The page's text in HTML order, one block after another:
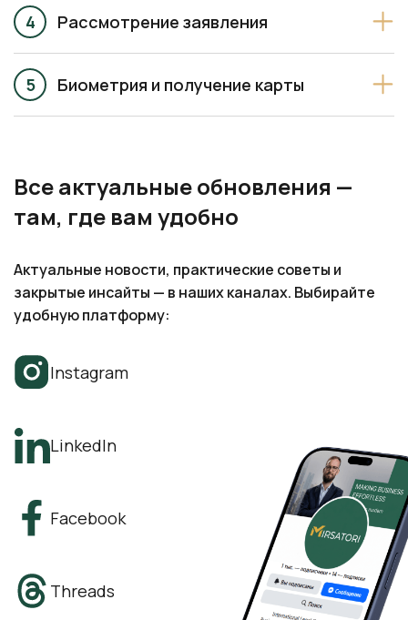
Рассмотрение заявления
Биометрия и получение карты
Все актуальные обновления —
там, где вам удобно
Актуальные новости, практические советы и
закрытые инсайты — в наших каналах. Выбирайте
удобную платформу:
Instagram
LinkedIn
Facebook
Threads